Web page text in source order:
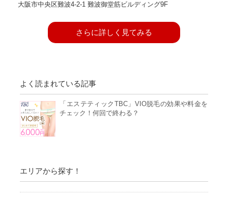
大阪市中央区難波4-2-1 難波御堂筋ビルディング9F
さらに詳しく見てみる
よく読まれている記事
「エステティックTBC」VIO脱毛の効果や料金を
チェック！何回で終わる？
エリアから探す！